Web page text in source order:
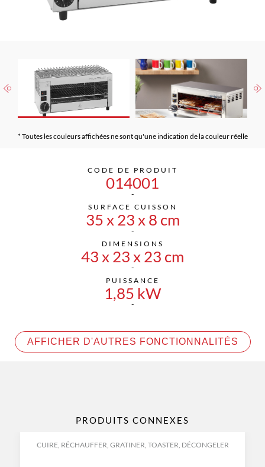
* Toutes les couleurs affichées ne sont qu'une indication de la couleur réelle
CODE DE PRODUIT
014001
SURFACE CUISSON
35 x 23 x 8 cm
DIMENSIONS
43 x 23 x 23 cm
PUISSANCE
1,85 kW
AFFICHER D'AUTRES FONCTIONNALITÉS
PRODUITS CONNEXES
CUIRE, RÉCHAUFFER, GRATINER, TOASTER, DÉCONGELER